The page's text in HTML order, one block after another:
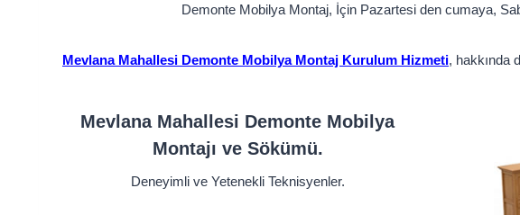
Demonte Mobilya Montaj, İçin Pazartesi den cumaya,
Mevlana Mahallesi Demonte Mobilya Montaj Kurulum Hizmeti, hakkında
Mevlana Mahallesi Demonte Mobilya
Montajı ve Sökümü.
Deneyimli ve Yetenekli Teknisyenler.